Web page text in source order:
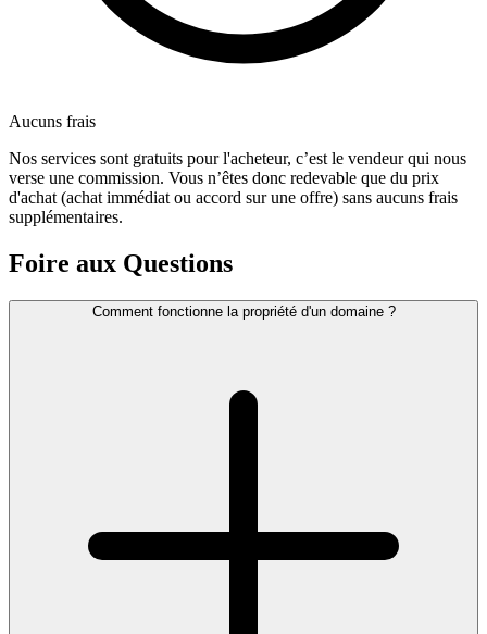
Aucuns frais
Nos services sont gratuits pour l'acheteur, c’est le vendeur qui nous
verse une commission. Vous n’êtes donc redevable que du prix
d'achat (achat immédiat ou accord sur une offre) sans aucuns frais
supplémentaires.
Foire aux Questions
Comment fonctionne la propriété d'un domaine ?